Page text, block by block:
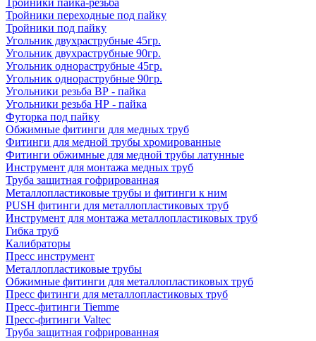
Тройники переходные под пайку
Тройники под пайку
Угольник двухраструбные 45гр.
Угольник двухраструбные 90гр.
Угольник однораструбные 45гр.
Угольник однораструбные 90гр.
Угольники резьба ВР - пайка
Угольники резьба НР - пайка
Футорка под пайку
Обжимные фитинги для медных труб
Фитинги для медной трубы хромированные
Фитинги обжимные для медной трубы латунные
Инструмент для монтажа медных труб
Труба защитная гофрированная
Металлопластиковые трубы и фитинги к ним
PUSH фитинги для металлопластиковых труб
Инструмент для монтажа металлопластиковых труб
Гибка труб
Калибраторы
Пресс инструмент
Металлопластиковые трубы
Обжимные фитинги для металлопластиковых труб
Пресс фитинги для металлопластиковых труб
Пресс-фитинги Tiemme
Пресс-фитинги Valtec
Труба защитная гофрированная